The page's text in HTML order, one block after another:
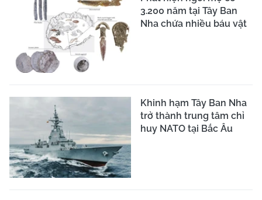
3.200 năm tại Tây Ban
Nha chứa nhiều báu vật
Khinh hạm Tây Ban Nha
trở thành trung tâm chỉ
huy NATO tại Bắc Âu